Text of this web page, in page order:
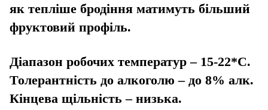
як тепліше бродіння матимуть більший
фруктовий профіль.
Діапазон робочих температур – 15-22*С.
Толерантність до алкоголю – до 8% алк.
Кінцева щільність – низька.